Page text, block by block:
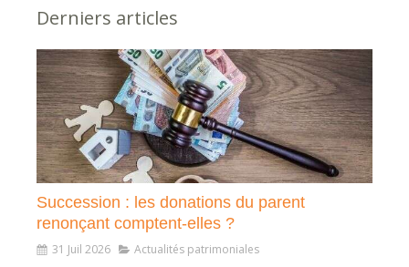
Derniers articles
Succession : les donations du parent
renonçant comptent-elles ?
31 Juil 2026 Actualités patrimoniales